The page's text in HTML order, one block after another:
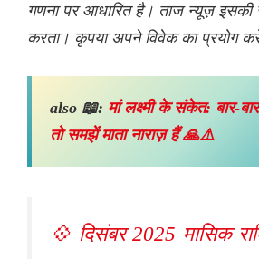
गणना पर आधारित है। ताज न्यूज़ इसकी
करता। कृपया अपने विवेक का प्रयोग
also 📖: मां लक्ष्मी के संकेत: बार-
तो समझें माता नाराज़ हैं 🙏⚠️
💠 दिसंबर 2025 मासिक